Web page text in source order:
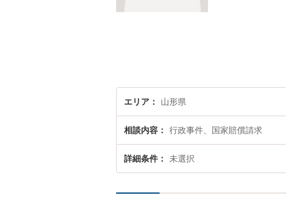
エリア 山形県
相談内容 行政事件、国家賠償請求
詳細条件 未選択